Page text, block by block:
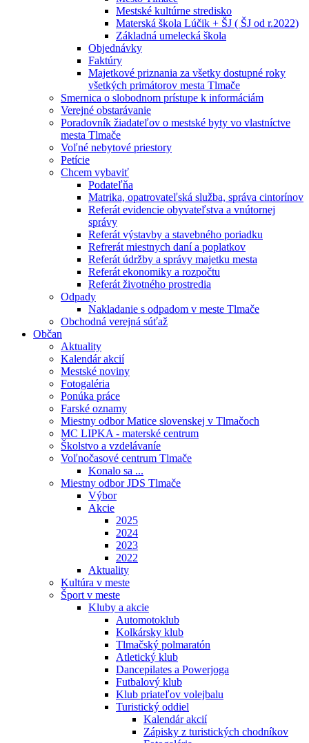
Mestské kultúrne stredisko
Materská škola Lúčik + ŠJ ( ŠJ od r.2022)
Základná umelecká škola
Objednávky
Faktúry
Majetkové priznania za všetky dostupné roky
všetkých primátorov mesta Tlmače
Smernica o slobodnom prístupe k informáciám
Verejné obstarávanie
Poradovník žiadateľov o mestské byty vo vlastníctve
mesta Tlmače
Voľné nebytové priestory
Petície
Chcem vybaviť
Podateľňa
Matrika, opatrovateľská služba, správa cintorínov
Referát evidencie obyvateľstva a vnútornej
správy
Referát výstavby a stavebného poriadku
Refrerát miestnych daní a poplatkov
Referát údržby a správy majetku mesta
Referát ekonomiky a rozpočtu
Referát životného prostredia
Odpady
Nakladanie s odpadom v meste Tlmače
Obchodná verejná súťaž
Občan
Aktuality
Kalendár akcií
Mestské noviny
Fotogaléria
Ponúka práce
Farské oznamy
Miestny odbor Matice slovenskej v Tlmačoch
MC LIPKA - materské centrum
Školstvo a vzdelávaníe
Voľnočasové centrum Tlmače
Konalo sa ...
Miestny odbor JDS Tlmače
Výbor
Akcie
2025
2024
2023
2022
Aktuality
Kultúra v meste
Šport v meste
Kluby a akcie
Automotoklub
Kolkársky klub
Tlmačský polmaratón
Atletický klub
Dancepilates a Powerjoga
Futbalový klub
Klub priateľov volejbalu
Turistický oddiel
Kalendár akcií
Zápisky z turistických chodníkov